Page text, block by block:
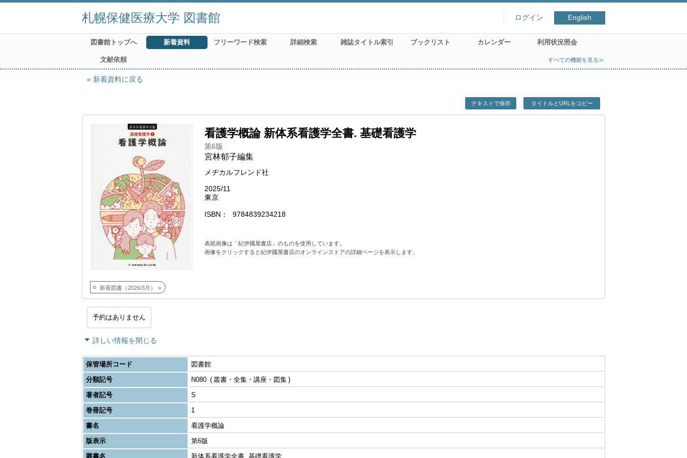
札幌保健医療大学 図書館 ログイン English
図書館トップへ 新着資料 フリーワード検索 詳細検索 雑誌タイトル索引 ブックリスト カレンダー 利用状況照会
文献依頼 すべての機能を見る≫
新着資料に戻る
テキストで保存 タイトルとURLをコピー
看護学概論 新体系看護学全書. 基礎看護学
第6版
宮林郁子編集
メヂカルフレンド社
2025/11
東京
ISBN 9784839234218
表紙画像は「紀伊國屋書店」のものを使用しています。
画像をクリックすると紀伊國屋書店のオンラインストアの詳細ページを表示します。
新着図書（2026/3月）
予約はありません
詳しい情報を閉じる
保管場所コード
図書館
分類記号
N080
叢書・全集・講座・図集
著者記号
S
巻冊記号
1
書名
看護学概論
版表示
第6版
叢書名
新体系看護学全書. 基礎看護学